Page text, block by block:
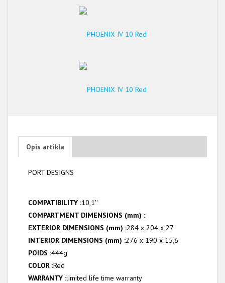
Opis artikla
PORT DESIGNS
COMPATIBILITY :10,1''
COMPARTMENT DIMENSIONS (mm) :
EXTERIOR DIMENSIONS (mm) :284 x 204 x 27
INTERIOR DIMENSIONS (mm) :276 x 190 x 15,6
POIDS :444g
COLOR :Red
WARRANTY :limited life time warranty